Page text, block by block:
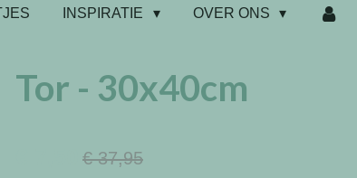
INSPIRATIE OVER ONS
Tor - 30x40cm
€ 37,95